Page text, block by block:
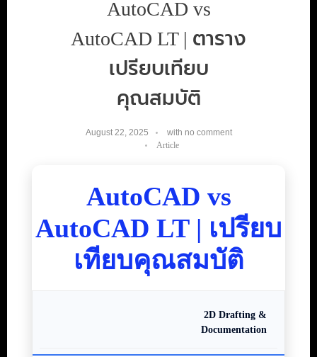
AutoCAD vs
AutoCAD LT | ตาราง
เปรียบเทียบ
คุณสมบัติ
August 22, 2025 with no comment
Article
AutoCAD vs
AutoCAD LT | เปรียบ
เทียบคุณสมบัติ
2D Drafting &
Documentation